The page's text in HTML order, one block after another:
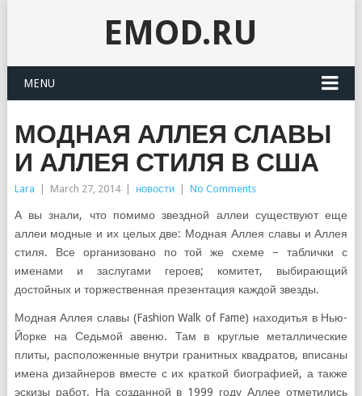
EMOD.RU
MENU
МОДНАЯ АЛЛЕЯ СЛАВЫ
И АЛЛЕЯ СТИЛЯ В США
Lara March 27, 2014 новости No Comments
А вы знали, что помимо звездной аллеи существуют еще
аллеи модные и их целых две: Модная Аллея славы и Аллея
стиля. Все организовано по той же схеме – таблички с
именами и заслугами героев; комитет, выбирающий
достойных и торжественная презентация каждой звезды.
Модная Аллея славы (Fashion Walk of Fame) находитья в Нью-
Йорке на Седьмой авеню. Там в круглые металлические
плиты, расположенные внутри гранитных квадратов, вписаны
имена дизайнеров вместе с их краткой биографией, а также
эскизы работ. На созданной в 1999 году Аллее отметились